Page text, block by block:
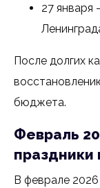
27 января
После долгих
бюджета.
Февраль
праздники
В феврале